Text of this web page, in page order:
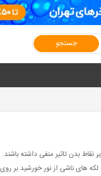
جستجو
نقاط بدن تاثیر منفی داشته
های ناشی از نور خورشید بر